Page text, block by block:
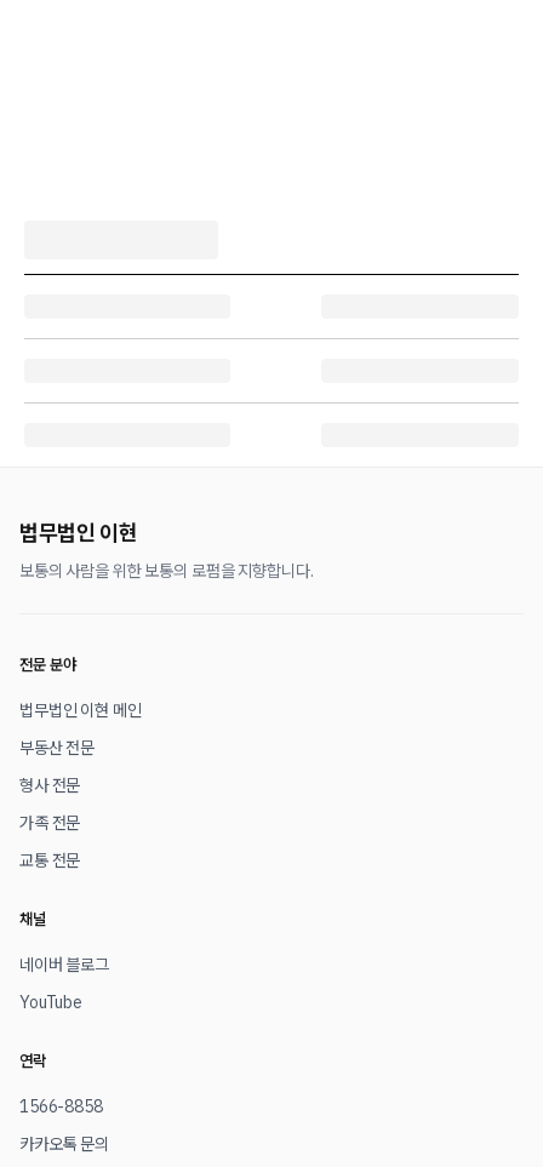
법무법인 이현
보통의 사람을 위한 보통의 로펌을 지향합니다.
전문 분야
법무법인 이현 메인
부동산 전문
형사 전문
가족 전문
교통 전문
채널
네이버 블로그
YouTube
연락
1566-8858
카카오톡 문의